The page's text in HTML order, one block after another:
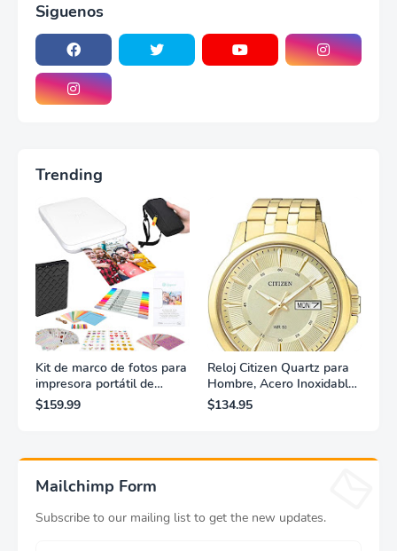
Siguenos
Trending
Kit de marco de fotos para
impresora portátil de
fotografías y vídeos
Lifeprint 3x4,5 (blanca)
$159.99
Reloj Citizen Quartz para
Hombre, Acero Inoxidable,
Clásico, Dorado
$134.95
Mailchimp Form
Subscribe to our mailing list to get the new updates.